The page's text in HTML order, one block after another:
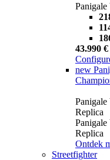
Panigale
43.990 €
new
Replica
Replica
Ontdek
Streetfighter